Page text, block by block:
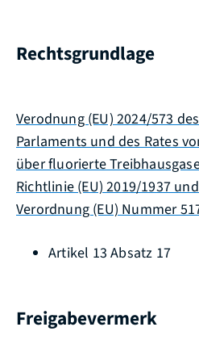
Rechtsgrundlage
Verodnung (EU) 2024/573
Parlaments und des Rates
über fluorierte
Richtlinie (EU) 2019/1937
Verordnung (EU) Nummer
Artikel 13 Absatz 17
Freigabevermerk